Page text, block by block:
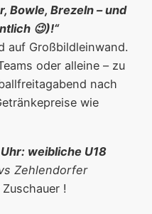
Bowle, Brezeln – und
😉)!“
auf Großbildleinwand.
oder alleine – zu
nach
wie
weibliche U18
Zehlendorfer
!